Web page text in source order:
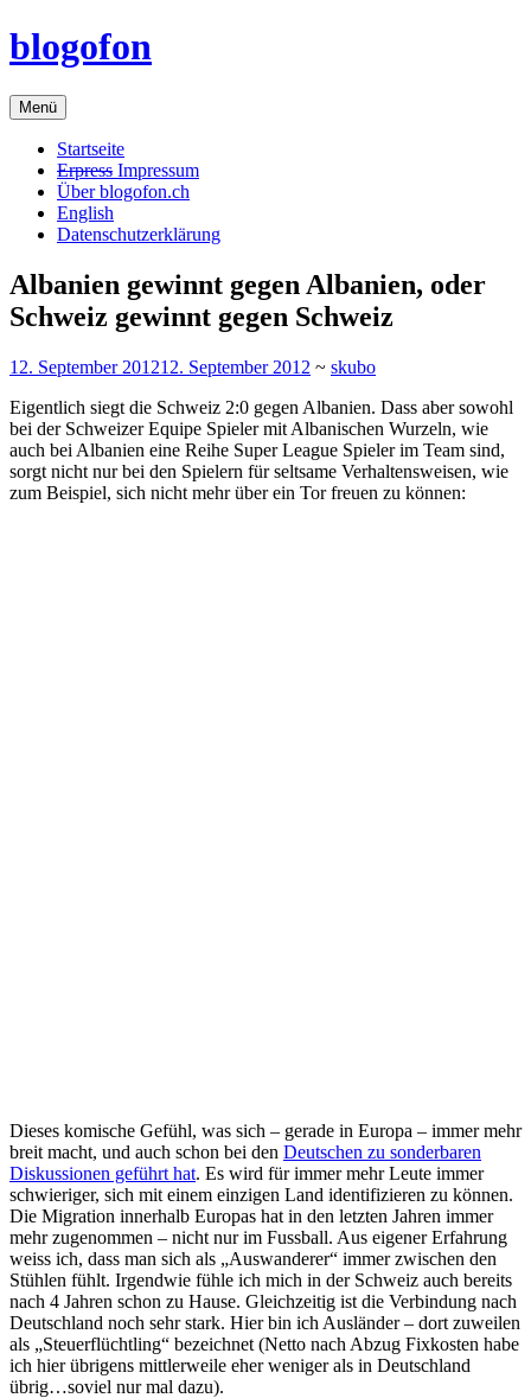
Zum
Inhalt
blogofon
Menü
Startseite
Erpress Impressum
Über blogofon.ch
English
Datenschutzerklärung
Albanien gewinnt gegen Albanien, oder
Schweiz gewinnt gegen Schweiz
12. September 201212. September 2012 ~ skubo
Eigentlich siegt die Schweiz 2:0 gegen Albanien. Dass aber sowohl
bei der Schweizer Equipe Spieler mit Albanischen Wurzeln, wie
auch bei Albanien eine Reihe Super League Spieler im Team sind,
sorgt nicht nur bei den Spielern für seltsame Verhaltensweisen, wie
zum Beispiel, sich nicht mehr über ein Tor freuen zu können:
Dieses komische Gefühl, was sich – gerade in Europa – immer mehr
breit macht, und auch schon bei den Deutschen zu sonderbaren
Diskussionen geführt hat. Es wird für immer mehr Leute immer
schwieriger, sich mit einem einzigen Land identifizieren zu können.
Die Migration innerhalb Europas hat in den letzten Jahren immer
mehr zugenommen – nicht nur im Fussball. Aus eigener Erfahrung
weiss ich, dass man sich als „Auswanderer“ immer zwischen den
Stühlen fühlt. Irgendwie fühle ich mich in der Schweiz auch bereits
nach 4 Jahren schon zu Hause. Gleichzeitig ist die Verbindung nach
Deutschland noch sehr stark. Hier bin ich Ausländer – dort zuweilen
als „Steuerflüchtling“ bezeichnet (Netto nach Abzug Fixkosten habe
ich hier übrigens mittlerweile eher weniger als in Deutschland
übrig…soviel nur mal dazu).